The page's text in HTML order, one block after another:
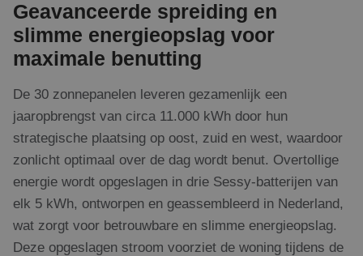
Geavanceerde spreiding en
slimme energieopslag voor
maximale benutting
De 30 zonnepanelen leveren gezamenlijk een
jaaropbrengst van circa 11.000 kWh door hun
strategische plaatsing op oost, zuid en west, waardoor
zonlicht optimaal over de dag wordt benut. Overtollige
energie wordt opgeslagen in drie Sessy-batterijen van
elk 5 kWh, ontworpen en geassembleerd in Nederland,
wat zorgt voor betrouwbare en slimme energieopslag.
Deze opgeslagen stroom voorziet de woning tijdens de